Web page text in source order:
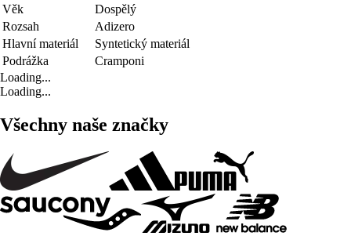
Věk
Dospělý
Rozsah
Adizero
Hlavní materiál
Syntetický materiál
Podrážka
Cramponi
Loading...
Loading...
Všechny naše značky